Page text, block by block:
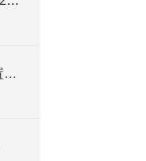
TOOL-TEMP加压水温控制装置TT-137技术参数